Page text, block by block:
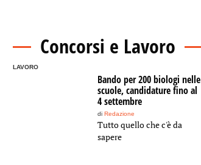
Concorsi e Lavoro
LAVORO
Bando per 200 biologi nelle
scuole, candidature fino al
4 settembre
di Redazione
Tutto quello che c'è da
sapere